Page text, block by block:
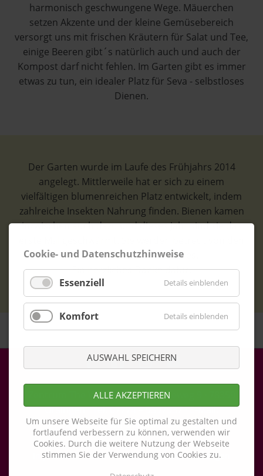
Cookie- und Datenschutzhinweise
Essenziell Details einblenden
Komfort Details einblenden
AUSWAHL SPEICHERN
ALLE AKZEPTIEREN
Um unsere Webseite für Sie optimal zu gestalten und
fortlaufend verbessern zu können, verwenden wir
Cookies. Durch die weitere Nutzung der Webseite
stimmen Sie der Verwendung von Cookies zu.
harmonisch geschwungene Wege. Mäuerchen
setzen Akzente und der kleine Gemüsebereich
versorgt uns mit frischen Kräutern für Salat und Tee,
einige Beeren gibt´s natürlich auch und auch der
Kompost darf nicht fehlen. Im Garten gibt es immer
etwas zu tun, ein idealer Platz für Seva - selbstloses
Dienen.
Der Garten wurde im Laufe des Frühjahrs 2014
angelegt. Mittlerweile hat er sich zu einem
vielfältigen blumenreichen Platz entwickelt, indem
zahlreiche Insekten Nahrung finden. Bienen kamen
inzwischen auch dazu und dieses Jahr sind sie das
beiden Sabinen aus Wahlwies.
Ein herzliches Danke dafür.
Zentrum The White Horse · Breiteweg 9 · 78359
Orsingen · Tel. 07774 – 9397937 · E-Mail:
info@zentrum-thewhitehorse.de
Navigation
Impressum Datenschutz Cookie-Einstellungen